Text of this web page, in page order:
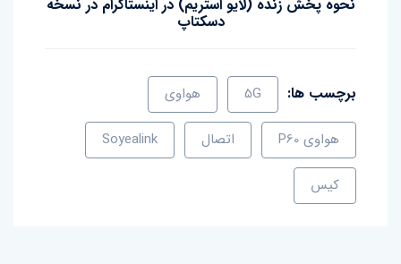
نحوه پخش زنده (لایو استریم) در اینستاگرام در نسخه
دسکتاپ
برچسب ها: 5G هواوی
هواوی P60 اتصال Soyealink
کیس